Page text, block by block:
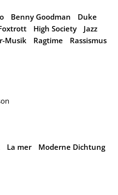
Benny Goodman
Duke
High Society
Jazz
Musik Ragtime
Rassismus
La mer
Moderne Dichtung